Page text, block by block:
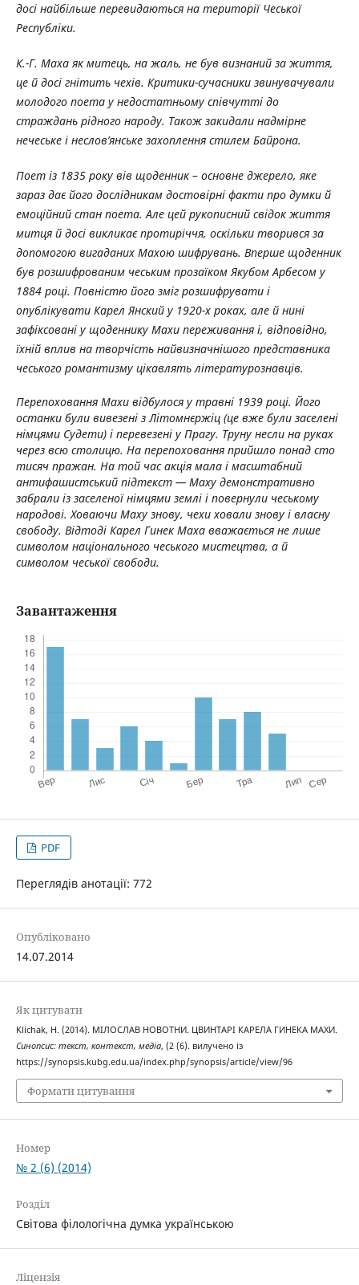
досі найбільше перевидаються на території Чеської
Республіки.
К.-Г. Маха як митець, на жаль, не був визнаний за життя,
це й досі гнітить чехів. Критики-сучасники звинувачували
молодого поета у недостатньому співчутті до
страждань рідного народу. Також закидали надмірне
нечеське і неслов’янське захоплення стилем Байрона.
Поет із 1835 року вів щоденник – основне джерело, яке
зараз дає його дослідникам достовірні факти про думки й
емоційний стан поета. Але цей рукописний свідок життя
митця й досі викликає протиріччя, оскільки творився за
допомогою вигаданих Махою шифрувань. Вперше щоденник
був розшифрованим чеським прозаїком Якубом Арбесом у
1884 році. Повністю його зміг розшифрувати і
опублікувати Карел Янский у 1920-х роках, але й нині
зафіксовані у щоденнику Махи переживання і, відповідно,
їхній вплив на творчість найвизначнішого представника
чеського романтизму цікавлять літературознавців.
Перепоховання Махи відбулося у травні 1939 році. Його
останки були вивезені з Літомнєржіц (це вже були заселені
німцями Судети) і перевезені у Прагу. Труну несли на руках
через всю столицю. На перепоховання прийшло понад сто
тисяч пражан. На той час акція мала і масштабний
антифашистський підтекст — Маху демонстративно
забрали із заселеної німцями землі і повернули чеському
народові. Ховаючи Маху знову, чехи ховали знову і власну
свободу. Відтоді Карел Гинек Маха вважається не лише
символом національного чеського мистецтва, а й
символом чеської свободи.
Завантаження
PDF
Переглядів анотації: 772
Опубліковано
14.07.2014
Як цитувати
Klichak, H. (2014). МІЛОСЛАВ НОВОТНИ. ЦВИНТАРІ КАРЕЛА ГИНЕКА МАХИ.
Синопсис: текст, контекст, медіа, (2 (6). вилучено із
https://synopsis.kubg.edu.ua/index.php/synopsis/article/view/96
Формати цитування
Номер
№ 2 (6) (2014)
Розділ
Світова філологічна думка українською
Ліцензія